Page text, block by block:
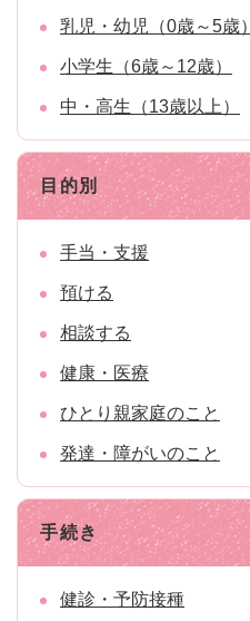
乳児・幼児（0歳～5歳）
小学生（6歳～12歳）
中・高生（13歳以上）
目的別
手当・支援
預ける
相談する
健康・医療
ひとり親家庭のこと
発達・障がいのこと
手続き
健診・予防接種